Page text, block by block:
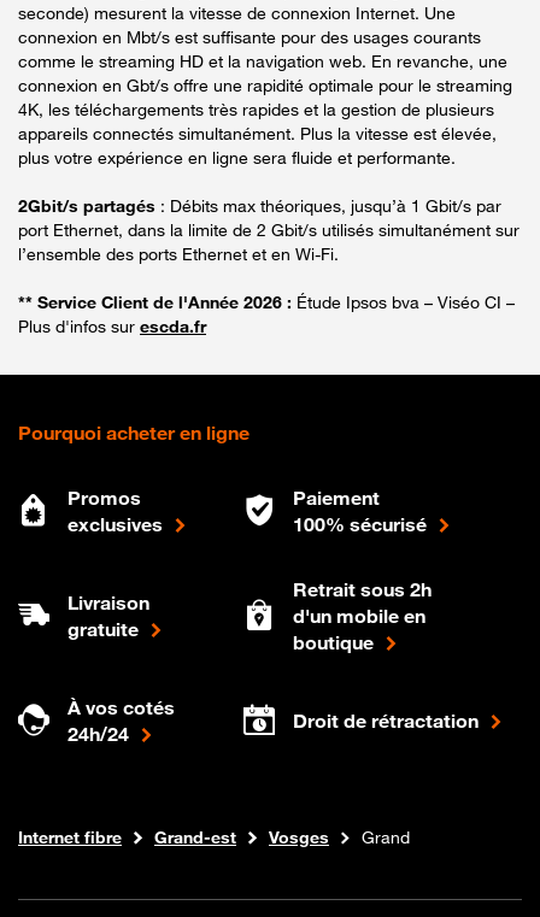
seconde) mesurent la vitesse de connexion Internet. Une
connexion en Mbt/s est suffisante pour des usages courants
comme le streaming HD et la navigation web. En revanche, une
connexion en Gbt/s offre une rapidité optimale pour le streaming
4K, les téléchargements très rapides et la gestion de plusieurs
appareils connectés simultanément. Plus la vitesse est élevée,
plus votre expérience en ligne sera fluide et performante.
2Gbit/s partagés : Débits max théoriques, jusqu’à 1 Gbit/s par
port Ethernet, dans la limite de 2 Gbit/s utilisés simultanément sur
l’ensemble des ports Ethernet et en Wi-Fi.
** Service Client de l'Année 2026 : Étude Ipsos bva – Viséo CI –
Plus d'infos sur escda.fr
Pourquoi acheter en ligne
Promos
exclusives
Paiement
100% sécurisé
Livraison
gratuite
Retrait sous 2h
d'un mobile en
boutique
À vos cotés
24h/24
Droit de rétractation
Boutique Orange
Internet fibre Grand-est Vosges Grand